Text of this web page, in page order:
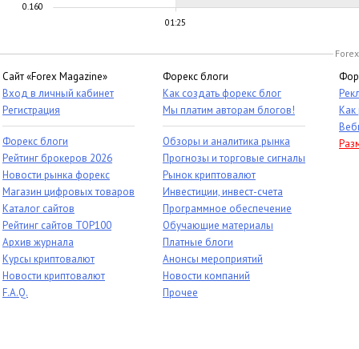
01:25
0.160
Сайт «Forex Magazine»
Вход в личный кабинет
Регистрация
Форекс блоги
Рейтинг брокеров 2026
Новости рынка форекс
Магазин цифровых товаров
Каталог сайтов
Рейтинг сайтов TOP100
Архив журнала
Курсы криптовалют
Новости криптовалют
F.A.Q.
Форекс блоги
Как создать форекс блог
Мы платим авторам блогов!
Обзоры и аналитика рынка
Прогнозы и торговые сигналы
Рынок криптовалют
Инвестиции, инвест-счета
Программное обеспечение
Обучающие материалы
Платные блоги
Анонсы мероприятий
Новости компаний
Прочее
Как